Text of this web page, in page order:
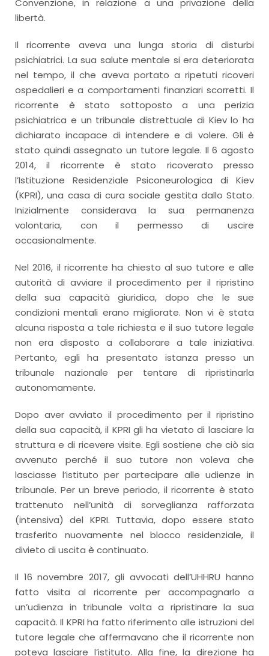
Convenzione, in relazione a una privazione della
libertà.
Il ricorrente aveva una lunga storia di disturbi
psichiatrici. La sua salute mentale si era deteriorata
nel tempo, il che aveva portato a ripetuti ricoveri
ospedalieri e a comportamenti finanziari scorretti. Il
ricorrente è stato sottoposto a una perizia
psichiatrica e un tribunale distrettuale di Kiev lo ha
dichiarato incapace di intendere e di volere. Gli è
stato quindi assegnato un tutore legale. Il 6 agosto
2014, il ricorrente è stato ricoverato presso
l’Istituzione Residenziale Psiconeurologica di Kiev
(KPRI), una casa di cura sociale gestita dallo Stato.
Inizialmente considerava la sua permanenza
volontaria, con il permesso di uscire
occasionalmente.
Nel 2016, il ricorrente ha chiesto al suo tutore e alle
autorità di avviare il procedimento per il ripristino
della sua capacità giuridica, dopo che le sue
condizioni mentali erano migliorate. Non vi è stata
alcuna risposta a tale richiesta e il suo tutore legale
non era disposto a collaborare a tale iniziativa.
Pertanto, egli ha presentato istanza presso un
tribunale nazionale per tentare di ripristinarla
autonomamente.
Dopo aver avviato il procedimento per il ripristino
della sua capacità, il KPRI gli ha vietato di lasciare la
struttura e di ricevere visite. Egli sostiene che ciò sia
avvenuto perché il suo tutore non voleva che
lasciasse l’istituto per partecipare alle udienze in
tribunale. Per un breve periodo, il ricorrente è stato
trattenuto nell’unità di sorveglianza rafforzata
(intensiva) del KPRI. Tuttavia, dopo essere stato
trasferito nuovamente nel blocco residenziale, il
divieto di uscita è continuato.
Il 16 novembre 2017, gli avvocati dell’UHHRU hanno
fatto visita al ricorrente per accompagnarlo a
un’udienza in tribunale volta a ripristinare la sua
capacità. Il KPRI ha fatto riferimento alle istruzioni del
tutore legale che affermavano che il ricorrente non
poteva lasciare l’istituto. Alla fine, la direzione ha